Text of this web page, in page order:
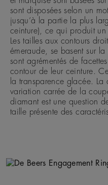
sont disposées selon un
jusqu’à la partie la plus
ceinture), ce qui produit un
Les tailles aux contours
émeraude, se basent sur
sont agrémentés de
contour de leur ceinture.
la transparence glacée. La
variation carrée de la
diamant est une question
taille présente des